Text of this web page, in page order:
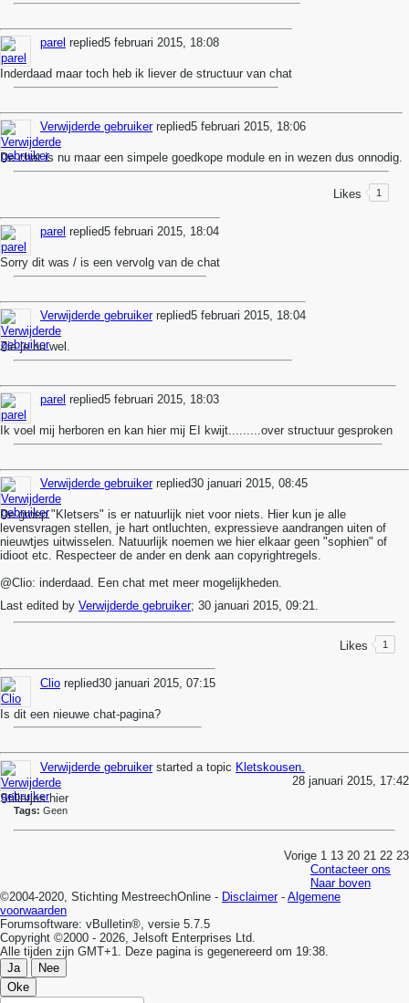
parel replied5 februari 2015, 18:08
Inderdaad maar toch heb ik liever de structuur van chat
Verwijderde gebruikerreplied5 februari 2015, 18:06
De chat is nu maar een simpele goedkope module en in wezen dus onnodig.
Likes 1
parel replied5 februari 2015, 18:04
Sorry dit was / is een vervolg van de chat
Verwijderde gebruikerreplied5 februari 2015, 18:04
Zie je nu wel.
parel replied5 februari 2015, 18:03
Ik voel mij herboren en kan hier mij EI kwijt.........over structuur gesproken
Verwijderde gebruikerreplied30 januari 2015, 08:45
De groep "Kletsers" is er natuurlijk niet voor niets. Hier kun je alle
levensvragen stellen, je hart ontluchten, expressieve aandrangen uiten of
nieuwtjes uitwisselen. Natuurlijk noemen we hier elkaar geen "sophien" of
idioot etc. Respecteer de ander en denk aan copyrightregels.
@Clio: inderdaad. Een chat met meer mogelijkheden.
Last edited by Verwijderde gebruiker; 30 januari 2015, 09:21.
Likes 1
Clio replied30 januari 2015, 07:15
Is dit een nieuwe chat-pagina?
Verwijderde gebruikerstarted a topic Kletskousen.
28 januari 2015, 17:42
Stilletjes hier
Tags: Geen
Vorige 1 13 20 21 22 23
Contacteer ons
Naar boven
©2004-2020, Stichting MestreechOnline - Disclaimer- Algemene
voorwaarden
Forumsoftware: vBulletin®, versie 5.7.5
Copyright ©2000 - 2026, Jelsoft Enterprises Ltd.
Alle tijden zijn GMT+1. Deze pagina is gegenereerd om 19:38.
Ja
Nee
Oke